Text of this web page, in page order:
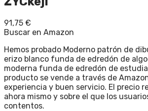
91,75 €
Buscar en Amazon
Hemos probado Moderno patrón de
erizo blanco funda de edredón de
moderna funda de edredón de
producto se vende a través de
experiencia y buen servicio. El precio
ahora mismo y sobre el que los
contentos.